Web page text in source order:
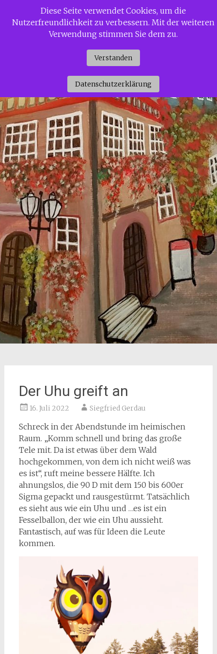
InhaltSiggi Gerdaus Welt
Der Uhu greift an
16. Juli 2022 Siegfried Gerdau
Schreck in der Abendstunde im heimischen
Raum. „Komm schnell und bring das große
Tele mit. Da ist etwas über dem Wald
hochgekommen, von dem ich nicht weiß was
es ist“, ruft meine bessere Hälfte. Ich
ahnungslos, die 90 D mit dem 150 bis 600er
Sigma gepackt und rausgestürmt. Tatsächlich
es sieht aus wie ein Uhu und …es ist ein
Fesselballon, der wie ein Uhu aussieht.
Fantastisch, auf was für Ideen die Leute
kommen.
Diese Seite verwendet Cookies, um die
Nutzerfreundlichkeit zu verbessern. Mit der weiteren
Verwendung stimmen Sie dem zu.
Verstanden
Datenschutzerklärung